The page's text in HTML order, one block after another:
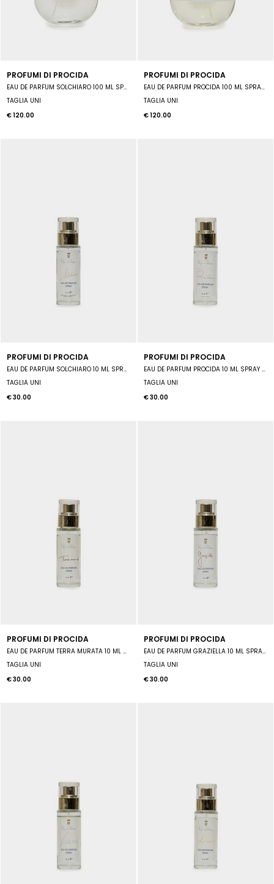
PROFUMI DI PROCIDA
EAU DE PARFUM SOLCHIARO 100 ML SPRAY UNISEX
TAGLIA UNI
€ 120.00
PROFUMI DI PROCIDA
EAU DE PARFUM PROCIDA 100 ML SPRAY UNISEX
TAGLIA UNI
€ 120.00
PROFUMI DI PROCIDA
EAU DE PARFUM SOLCHIARO 10 ML SPRAY UNISEX
TAGLIA UNI
€ 30.00
PROFUMI DI PROCIDA
EAU DE PARFUM PROCIDA 10 ML SPRAY UNISEX
TAGLIA UNI
€ 30.00
PROFUMI DI PROCIDA
EAU DE PARFUM TERRA MURATA 10 ML SPRAY UNISEX
TAGLIA UNI
€ 30.00
PROFUMI DI PROCIDA
EAU DE PARFUM GRAZIELLA 10 ML SPRAY UNISEX
TAGLIA UNI
€ 30.00